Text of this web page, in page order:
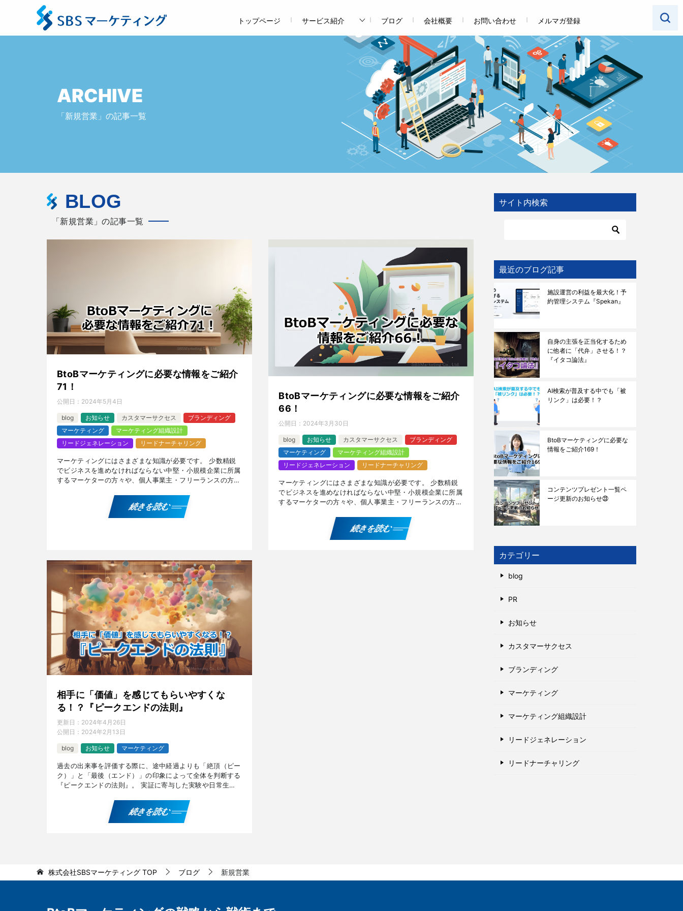
トップページ サービス紹介 ブログ 会社概要 お問い合わせ メルマガ登録
ARCHIVE
「新規営業」の記事一覧
BLOG
「新規営業」の記事一覧
BtoBマーケティングに必要な情報をご紹介
71！
公開日： 2024年5月4日
blog お知らせ カスタマーサクセス
ブランディング
マーケティング
マーケティング組織設計
リードジェネレーション
リードナーチャリング
マーケティングにはさまざまな知識が必要です。 少数精鋭
でビジネスを進めなければならない中堅・小規模企業に所属
するマーケターの方々や、個人事業主・フリーランスの方々
続きを読む
BtoBマーケティングに必要な情報をご紹介
66！
公開日： 2024年3月30日
blog お知らせ カスタマーサクセス
ブランディング
マーケティング
マーケティング組織設計
リードジェネレーション
リードナーチャリング
マーケティングにはさまざまな知識が必要です。 少数精鋭
でビジネスを進めなければならない中堅・小規模企業に所属
するマーケターの方々や、個人事業主・フリーランスの方々
続きを読む
相手に「価値」を感じてもらいやすくな
る！？『ピークエンドの法則』
更新日： 2024年4月26日
公開日： 2024年2月13日
blog お知らせ マーケティング
過去の出来事を評価する際に、途中経過よりも「絶頂（ピー
ク）」と「最後（エンド）」の印象によって全体を判断する
『ピークエンドの法則』。 実証に寄与した実験や日常生活
続きを読む
サイト内検索
最近のブログ記事
施設運営の利益を最大化！予
約管理システム『Spekan』
自身の主張を正当化するため
に他者に「代弁」させる！？
『イタコ論法』
AI検索が普及する中でも「被
リンク」は必要！？
BtoBマーケティングに必要な
情報をご紹介169！
コンテンツプレゼント一覧ペ
ージ更新のお知らせ㉓
カテゴリー
blog
PR
お知らせ
カスタマーサクセス
ブランディング
マーケティング
マーケティング組織設計
リードジェネレーション
リードナーチャリング
株式会社SBSマーケティング TOP ブログ 新規営業